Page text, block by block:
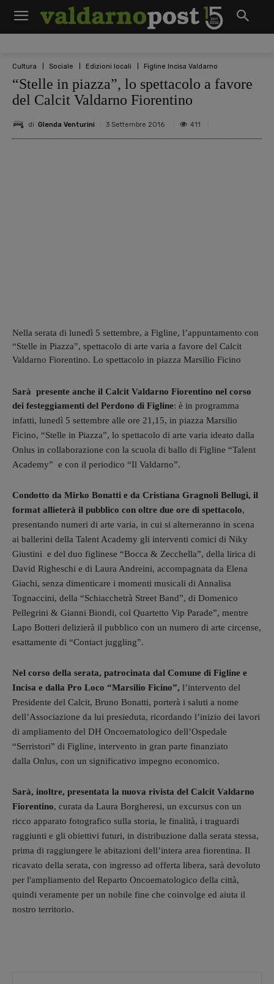
Cultura Sociale Edizioni locali Figline Incisa Valdarno
“Stelle in piazza”, lo spettacolo a favore
del Calcit Valdarno Fiorentino
di Glenda Venturini 3 Settembre 2016 411
Nella serata di lunedì 5 settembre, a Figline, l’appuntamento con
“Stelle in Piazza”, spettacolo di arte varia a favore del Calcit
Valdarno Fiorentino. Lo spettacolo in piazza Marsilio Ficino
Sarà presente anche il Calcit Valdarno Fiorentino nel corso
dei festeggiamenti del Perdono di Figline: è in programma
infatti, lunedì 5 settembre alle ore 21,15, in piazza Marsilio
Ficino, “Stelle in Piazza”, lo spettacolo di arte varia ideato dalla
Onlus in collaborazione con la scuola di ballo di Figline “Talent
Academy” e con il periodico “Il Valdarno”.
Condotto da Mirko Bonatti e da Cristiana Gragnoli Bellugi, il
format allieterà il pubblico con oltre due ore di spettacolo,
presentando numeri di arte varia, in cui si alterneranno in scena
ai ballerini della Talent Academy gli interventi comici di Niky
Giustini e del duo figlinese “Bocca & Zecchella”, della lirica di
David Righeschi e di Laura Andreini, accompagnata da Elena
Giachi, senza dimenticare i momenti musicali di Annalisa
Tognaccini, della “Schiacchetrà Street Band”, di Domenico
Pellegrini & Gianni Biondi, col Quartetto Vip Parade”, mentre
Lapo Botteri delizierà il pubblico con un numero di arte circense,
esattamente di “Contact juggling”.
Nel corso della serata, patrocinata dal Comune di Figline e
Incisa e dalla Pro Loco “Marsilio Ficino”, l’intervento del
Presidente del Calcit, Bruno Bonatti, porterà i saluti a nome
dell’Associazione da lui presieduta, ricordando l’inizio dei lavori
di ampliamento del DH Oncoematologico dell’Ospedale
“Serristori” di Figline, intervento in gran parte finanziato
dalla Onlus, con un significativo impegno economico.
Sarà, inoltre, presentata la nuova rivista del Calcit Valdarno
Fiorentino, curata da Laura Borgheresi, un excursus con un
ricco apparato fotografico sulla storia, le finalità, i traguardi
raggiunti e gli obiettivi futuri, in distribuzione dalla serata stessa,
prima di raggiungere le abitazioni dell’intera area fiorentina. Il
ricavato della serata, con ingresso ad offerta libera, sarà devoluto
per l'ampliamento del Reparto Oncoematologico della città,
quindi veramente per un nobile fine che coinvolge ed aiuta il
nostro territorio.